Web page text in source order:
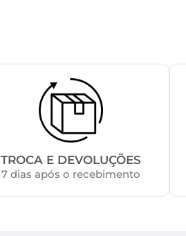
TROCA E DEVOLUÇÕES
7 dias após o recebimento